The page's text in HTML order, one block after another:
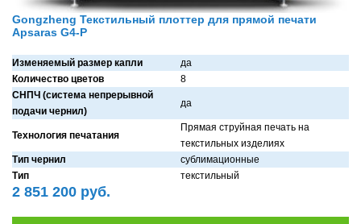
Gongzheng Текстильный плоттер для прямой печати
Apsaras G4-P
Изменяемый размер капли
дa
Количество цветов
8
СНПЧ (система непрерывной
подачи чернил)
дa
Технология печатания
Прямaя струйнaя печaть нa
текстильных изделиях
Тип чернил
сублимaционные
Тип
текстильный
2 851 200 руб.